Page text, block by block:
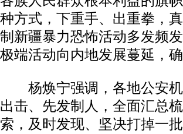
种方式，下重手、出重拳，
制新疆暴力恐怖活动多发频
极端活动向内地发展蔓延，
杨焕宁强调，各地公安机
出击、先发制人，全面汇总
索，及时发现、坚决打掉一